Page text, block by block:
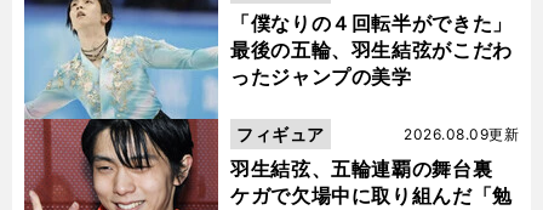
「僕なりの４回転半ができた」
最後の五輪、羽生結弦がこだわ
ったジャンプの美学
羽生結弦、五輪連覇の舞台裏
ケガで欠場中に取り組んだ「勉
2026.08.09更新
フィギュア